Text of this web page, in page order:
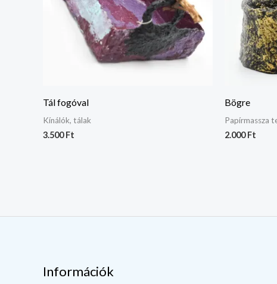
Tál fogóval
Kínálók, tálak
3.500Ft
Bögre
Papírmassza
2.000Ft
Információk